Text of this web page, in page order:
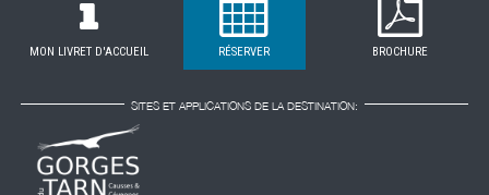
MON LIVRET D'ACCUEIL RÉSERVER BROCHURE
SITES ET APPLICATIONS DE LA DESTINATION: